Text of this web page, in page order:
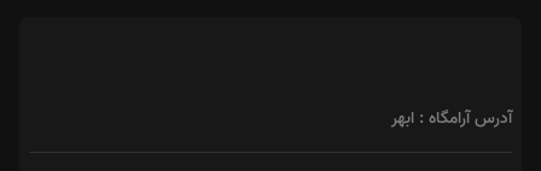
آدرس آرامگاه : ابهر